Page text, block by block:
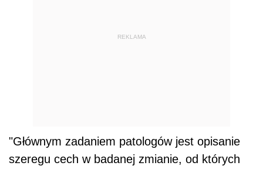
REKLAMA
"Głównym zadaniem patologów jest opisanie
szeregu cech w badanej zmianie, od których